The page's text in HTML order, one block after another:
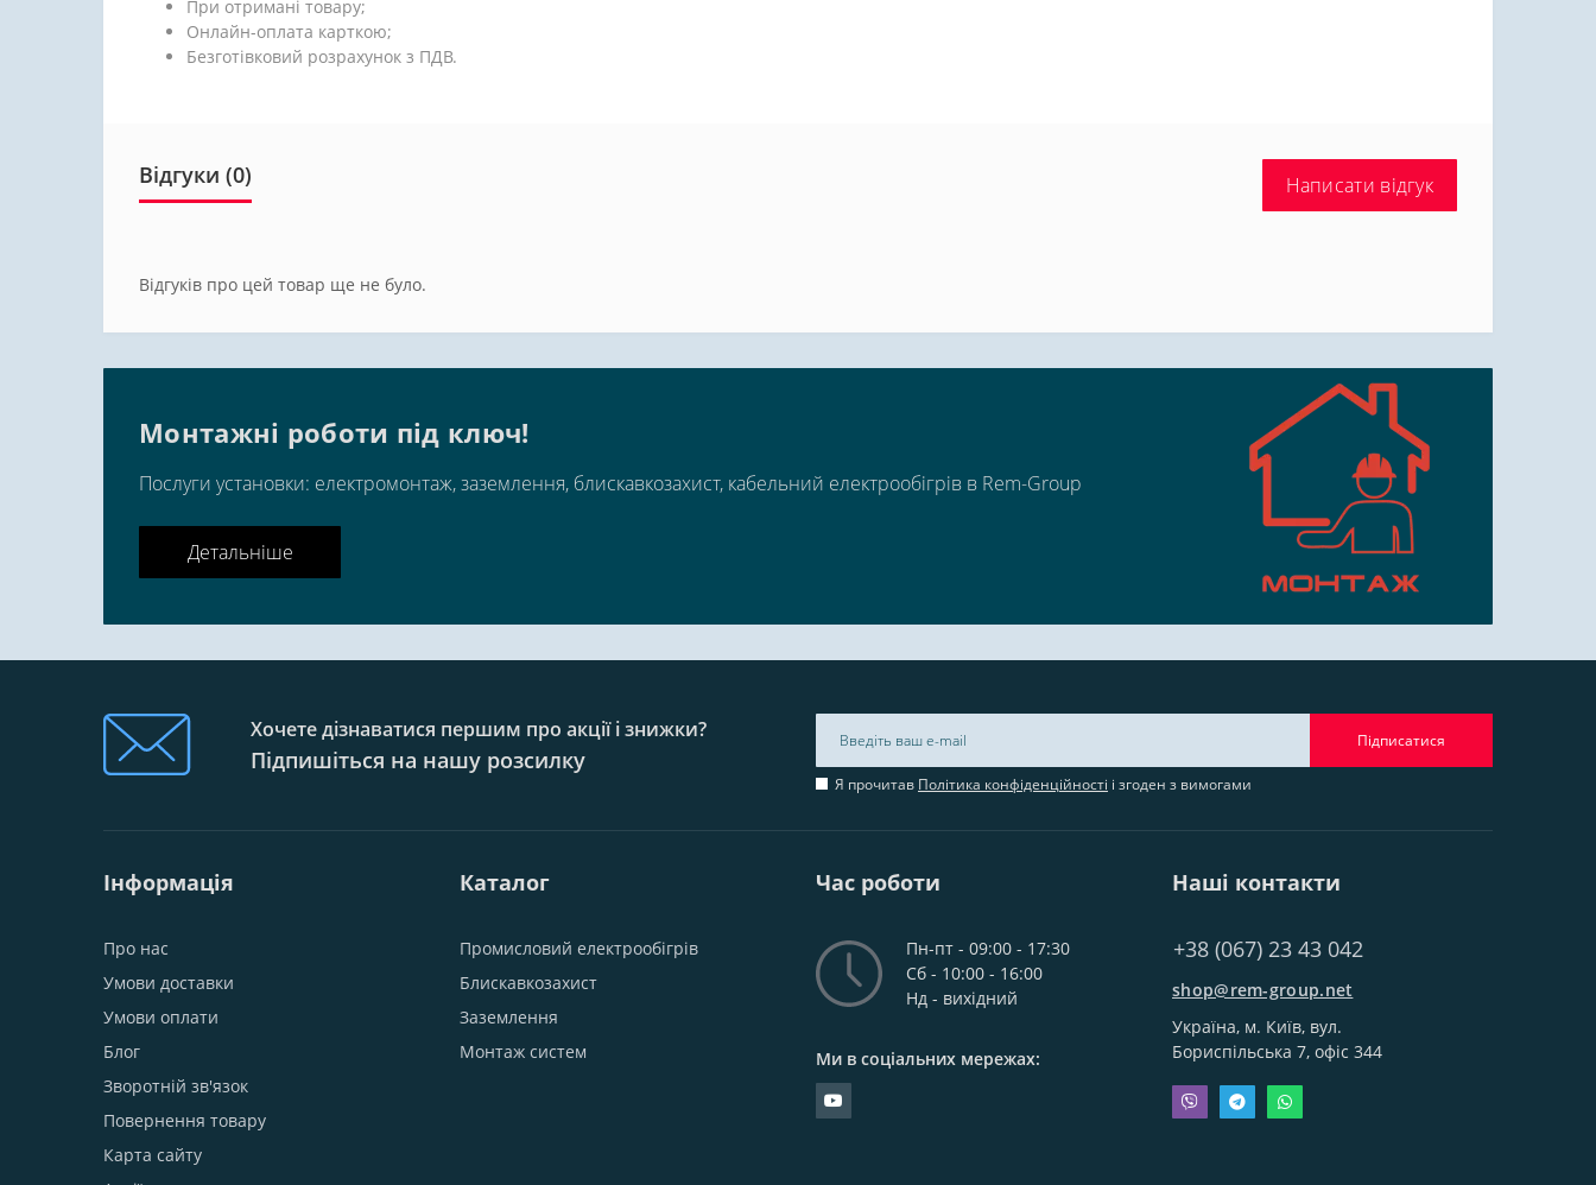
При отримані товару;
Онлайн-оплата карткою;
Безготівковий розрахунок з ПДВ.
Відгуки (0) Написати відгук
Відгуків про цей товар ще не було.
Монтажні роботи під ключ!
Послуги установки: електромонтаж, заземлення, блискавкозахист, кабельний електрообігрів в Rem-Group
Детальніше
Хочете дізнаватися першим про акції і знижки?
Підпишіться на нашу розсилку
Підписатися
Я прочитав Політика конфіденційності і згоден з вимогами
Інформація
Про нас
Умови доставки
Умови оплати
Блог
Зворотній зв'язок
Повернення товару
Карта сайту
Каталог
Промисловий електрообігрів
Блискавкозахист
Заземлення
Монтаж систем
Час роботи
Пн-пт - 09:00 - 17:30
Сб - 10:00 - 16:00
Нд - вихідний
Ми в соціальних мережах:
Наші контакти
+38 (067) 23 43 042
shop@rem-group.net
Україна, м. Київ, вул.
Бориспільська 7, офіс 344